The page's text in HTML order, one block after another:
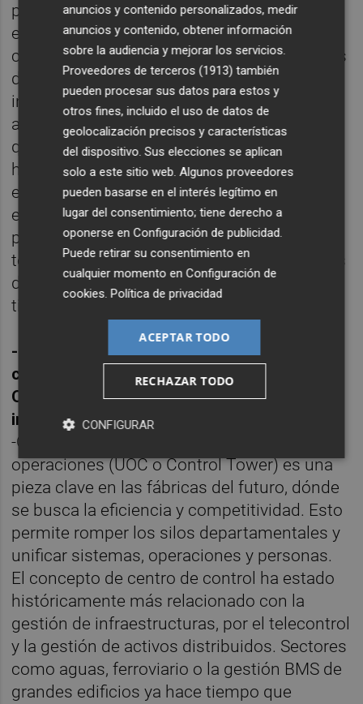
por ejemplo ya tenemos varias referencias
en producción donde están optimizando los
consumos energéticos mediante algoritmos
de machine learning o anticipándose a
incidencias en los activos más críticos
aplicando mantenimiento predictivo. Creo
que es muy atrevido decir que a corto plazo
habrá una implementación extendida de
estas tecnologías, porqué justo ahora se
están empezando a dar los primeros pasos,
pero sí creo que a medio plazo serán
tecnologías que convivirán con los sistemas
de control e incluso los realimentarán a
tiempo real.
-Desde Becolve Digital hay una apuesta
clara con el Centro de Control Unificado de
Operaciones, ¿En qué tipo de
infraestructuras está ya funcionando?
-Creemos que el centro de control de
operaciones (UOC o Control Tower) es una
pieza clave en las fábricas del futuro, dónde
se busca la eficiencia y competitividad. Esto
permite romper los silos departamentales y
unificar sistemas, operaciones y personas.
El concepto de centro de control ha estado
históricamente más relacionado con la
gestión de infraestructuras, por el telecontrol
y la gestión de activos distribuidos. Sectores
como aguas, ferroviario o la gestión BMS de
grandes edificios ya hace tiempo que
anuncios y contenido personalizados, medir
anuncios y contenido, obtener información
sobre la audiencia y mejorar los servicios.
Proveedores de terceros (1913) también
pueden procesar sus datos para estos y
otros fines, incluido el uso de datos de
geolocalización precisos y características
del dispositivo. Sus elecciones se aplican
solo a este sitio web. Algunos proveedores
pueden basarse en el interés legítimo en
lugar del consentimiento; tiene derecho a
oponerse enConfiguración de publicidad
Puede retirar su consentimiento en
cualquier momento enConfiguración de
cookies .Política de privacidad
ACEPTAR TODO
RECHAZAR TODO
CONFIGURAR